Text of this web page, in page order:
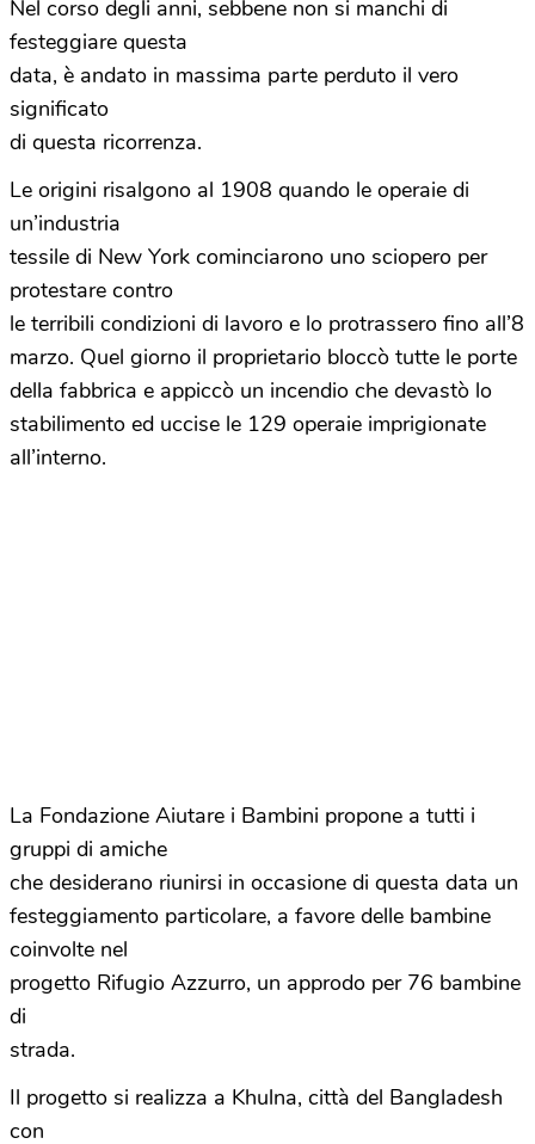
Nel corso degli anni, sebbene non si manchi di
festeggiare questa
data, è andato in massima parte perduto il vero
significato
di questa ricorrenza.
Le origini risalgono al 1908 quando le operaie di
un’industria
tessile di New York cominciarono uno sciopero per
protestare contro
le terribili condizioni di lavoro e lo protrassero fino all’8
marzo. Quel giorno il proprietario bloccò tutte le porte
della fabbrica e appiccò un incendio che devastò lo
stabilimento ed uccise le 129 operaie imprigionate
all’interno.
La Fondazione Aiutare i Bambini propone a tutti i
gruppi di amiche
che desiderano riunirsi in occasione di questa data un
festeggiamento particolare, a favore delle bambine
coinvolte nel
progetto Rifugio Azzurro, un approdo per 76 bambine
di
strada.
Il progetto si realizza a Khulna, città del Bangladesh
con